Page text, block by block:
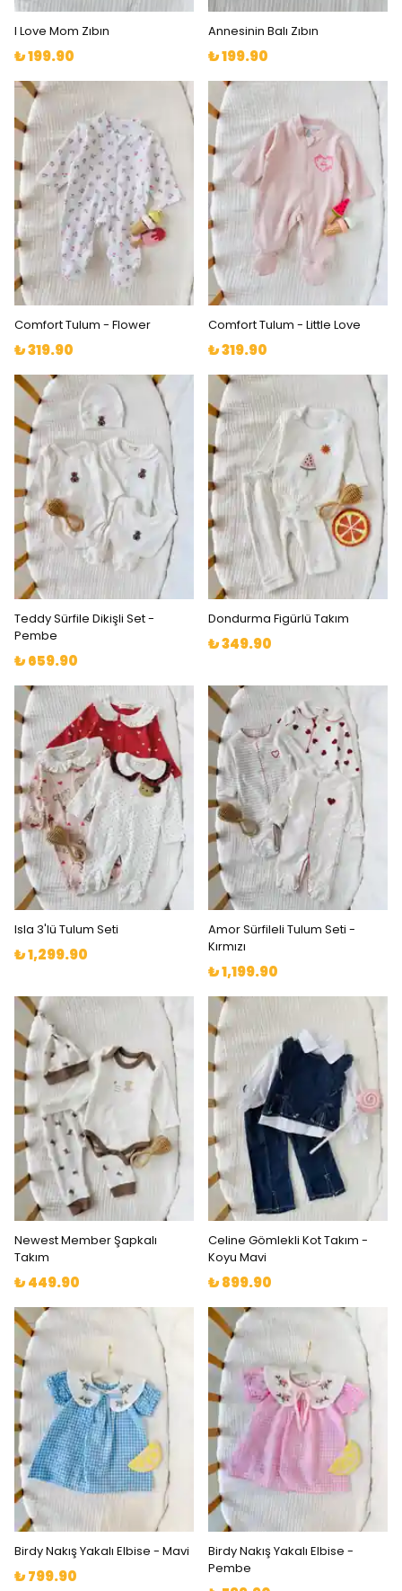
I Love Mom Zıbın
₺ 199.90
Annesinin Balı Zıbın
₺ 199.90
Comfort Tulum - Flower
₺ 319.90
Comfort Tulum - Little Love
₺ 319.90
Teddy Sürfile Dikişli Set -
Pembe
₺ 659.90
Dondurma Figürlü Takım
₺ 349.90
Isla 3'lü Tulum Seti
₺ 1,299.90
Amor Sürfileli Tulum Seti -
Kırmızı
₺ 1,199.90
Newest Member Şapkalı
Takım
₺ 449.90
Celine Gömlekli Kot Takım -
Koyu Mavi
₺ 899.90
Birdy Nakış Yakalı Elbise - Mavi
₺ 799.90
Birdy Nakış Yakalı Elbise -
Pembe